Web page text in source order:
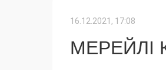
16.12.2021, 17:08
МЕРЕЙЛІ